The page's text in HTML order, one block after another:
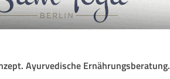
Ayurvedische Ernährungsberatung.